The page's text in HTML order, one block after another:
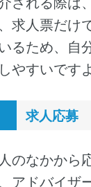
求人票だけ
るため、自
やすいですよ
求人応募
のなかから
アドバイザ